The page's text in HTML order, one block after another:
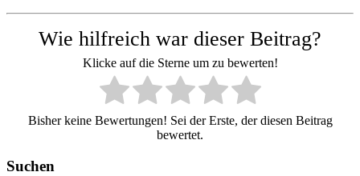
Wie hilfreich war dieser Beitrag?
Klicke auf die Sterne um zu bewerten!
Bisher keine Bewertungen! Sei der Erste, der diesen Beitrag
bewertet.
Suchen